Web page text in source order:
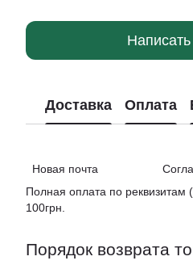
Доставка Оплата
Новая почта Согласно
Полная оплата по
100грн.
Порядок возврата